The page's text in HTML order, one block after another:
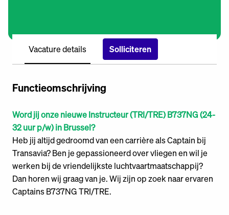
Vacature details Solliciteren
Functieomschrijving
Word jij onze nieuwe Instructeur (TRI/TRE) B737NG (24-
32 uur p/w) in Brussel?
Heb jij altijd gedroomd van een carrière als Captain bij
Transavia? Ben je gepassioneerd over vliegen en wil je
werken bij de vriendelijkste luchtvaartmaatschappij?
Dan horen wij graag van je. Wij zijn op zoek naar ervaren
Captains B737NG TRI/TRE.